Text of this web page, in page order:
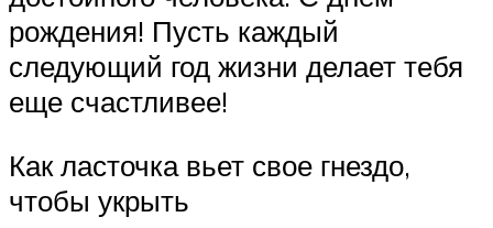
рождения! Пусть каждый
следующий год жизни делает тебя
еще счастливее!
Как ласточка вьет свое гнездо,
чтобы укрыть